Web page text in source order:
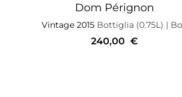
Dom Pérignon
Vintage 2015 Bottiglia (0.75L) |
240,00 €